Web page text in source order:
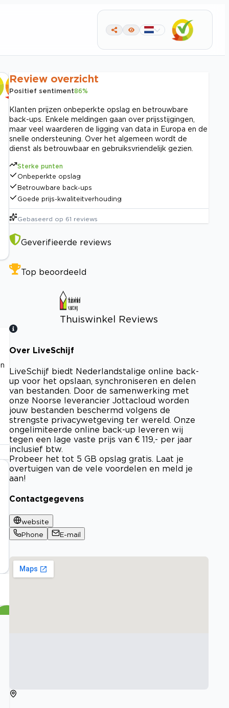
Review overzicht
Positief sentiment86%
Klanten prijzen onbeperkte opslag en betrouwbare
back-ups. Enkele meldingen gaan over prijsstijgingen,
maar veel waarderen de ligging van data in Europa en de
snelle ondersteuning. Over het algemeen wordt de
dienst als betrouwbaar en gebruiksvriendelijk gezien.
Sterke punten
Onbeperkte opslag
Betrouwbare back-ups
Goede prijs-kwaliteitverhouding
Gebaseerd op 61 reviews
Geverifieerde reviews
Top beoordeeld
Thuiswinkel Reviews
Bekijk certificaat
Over LiveSchijf
LiveSchijf biedt Nederlandstalige online back-
up voor het opslaan, synchroniseren en delen
van bestanden. Door de samenwerking met
onze Noorse leverancier Jottacloud worden
jouw bestanden beschermd volgens de
strengste privacywetgeving ter wereld. Onze
ongelimiteerde online back-up leveren wij
tegen een lage vaste prijs van € 119,- per jaar
inclusief btw.
Probeer het tot 5 GB opslag gratis. Laat je
overtuigen van de vele voordelen en meld je
aan!
Contactgegevens
website
Phone
E-mail